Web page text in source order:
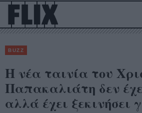
BUZZ
Η νέα ταινία του
Παπακαλιάτη δεν
αλλά έχει ξεκινήσει